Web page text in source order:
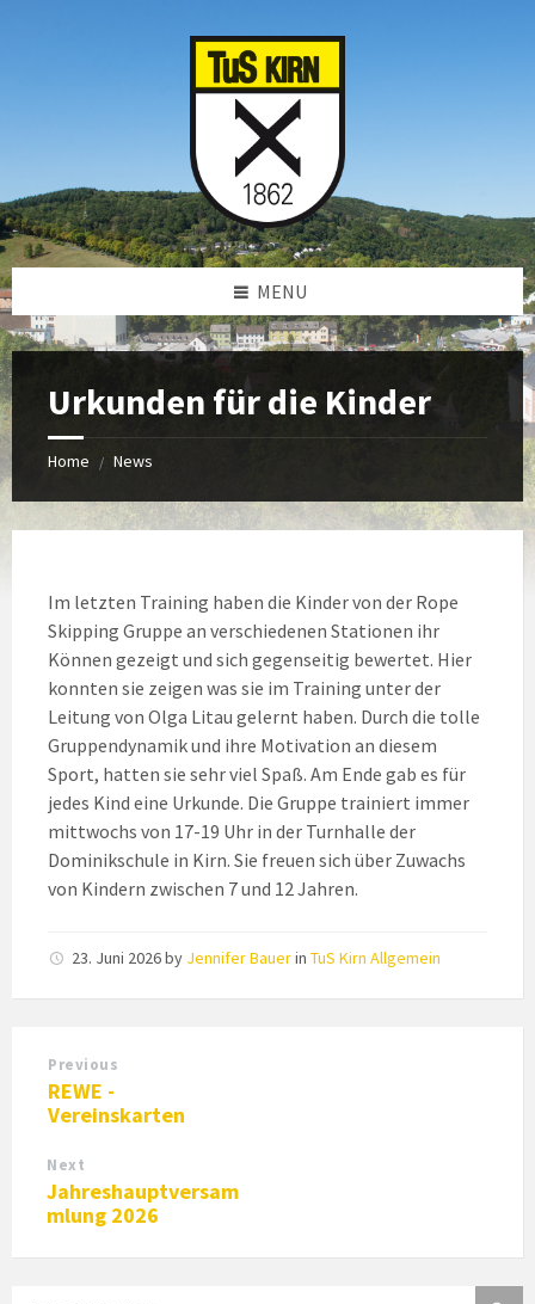
MENU
Urkunden für die Kinder
Home / News
Im letzten Training haben die Kinder von der Rope
Skipping Gruppe an verschiedenen Stationen ihr
Können gezeigt und sich gegenseitig bewertet. Hier
konnten sie zeigen was sie im Training unter der
Leitung von Olga Litau gelernt haben. Durch die tolle
Gruppendynamik und ihre Motivation an diesem
Sport, hatten sie sehr viel Spaß. Am Ende gab es für
jedes Kind eine Urkunde. Die Gruppe trainiert immer
mittwochs von 17-19 Uhr in der Turnhalle der
Dominikschule in Kirn. Sie freuen sich über Zuwachs
von Kindern zwischen 7 und 12 Jahren.
23. Juni 2026by Jennifer Bauerin TuS Kirn Allgemein
Previous
REWE -
Vereinskarten
Next
Jahreshauptversam
mlung 2026